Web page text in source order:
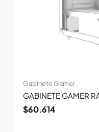
Gabinete Gamer
GABINETE GAMER
$60.614